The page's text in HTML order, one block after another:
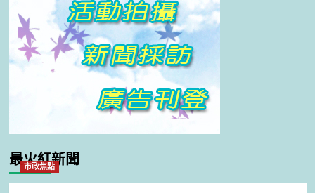
最火紅新聞
市政焦點